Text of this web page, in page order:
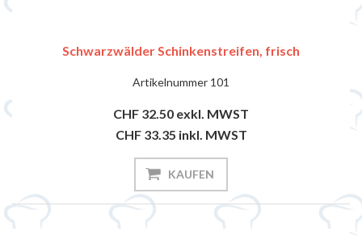
Schwarzwälder Schinkenstreifen, frisch
Artikelnummer 101
CHF 32.50 exkl. MWST
CHF 33.35 inkl. MWST
KAUFEN